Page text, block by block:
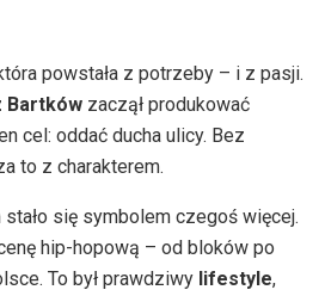
powstała z potrzeby – i z pasji.
Bartków zaczął produkować
cel: oddać ducha ulicy. Bez
to z charakterem.
się symbolem czegoś więcej.
hip-hopową – od bloków po
To był prawdziwy lifestyle,